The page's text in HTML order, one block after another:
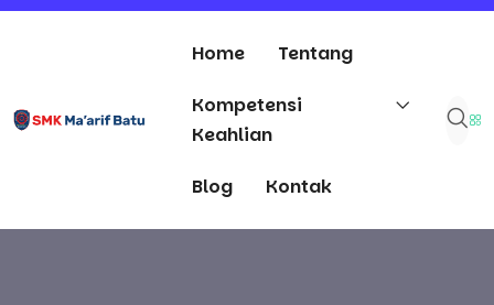
Home Tentang
Kompetensi
Keahlian
Blog Kontak